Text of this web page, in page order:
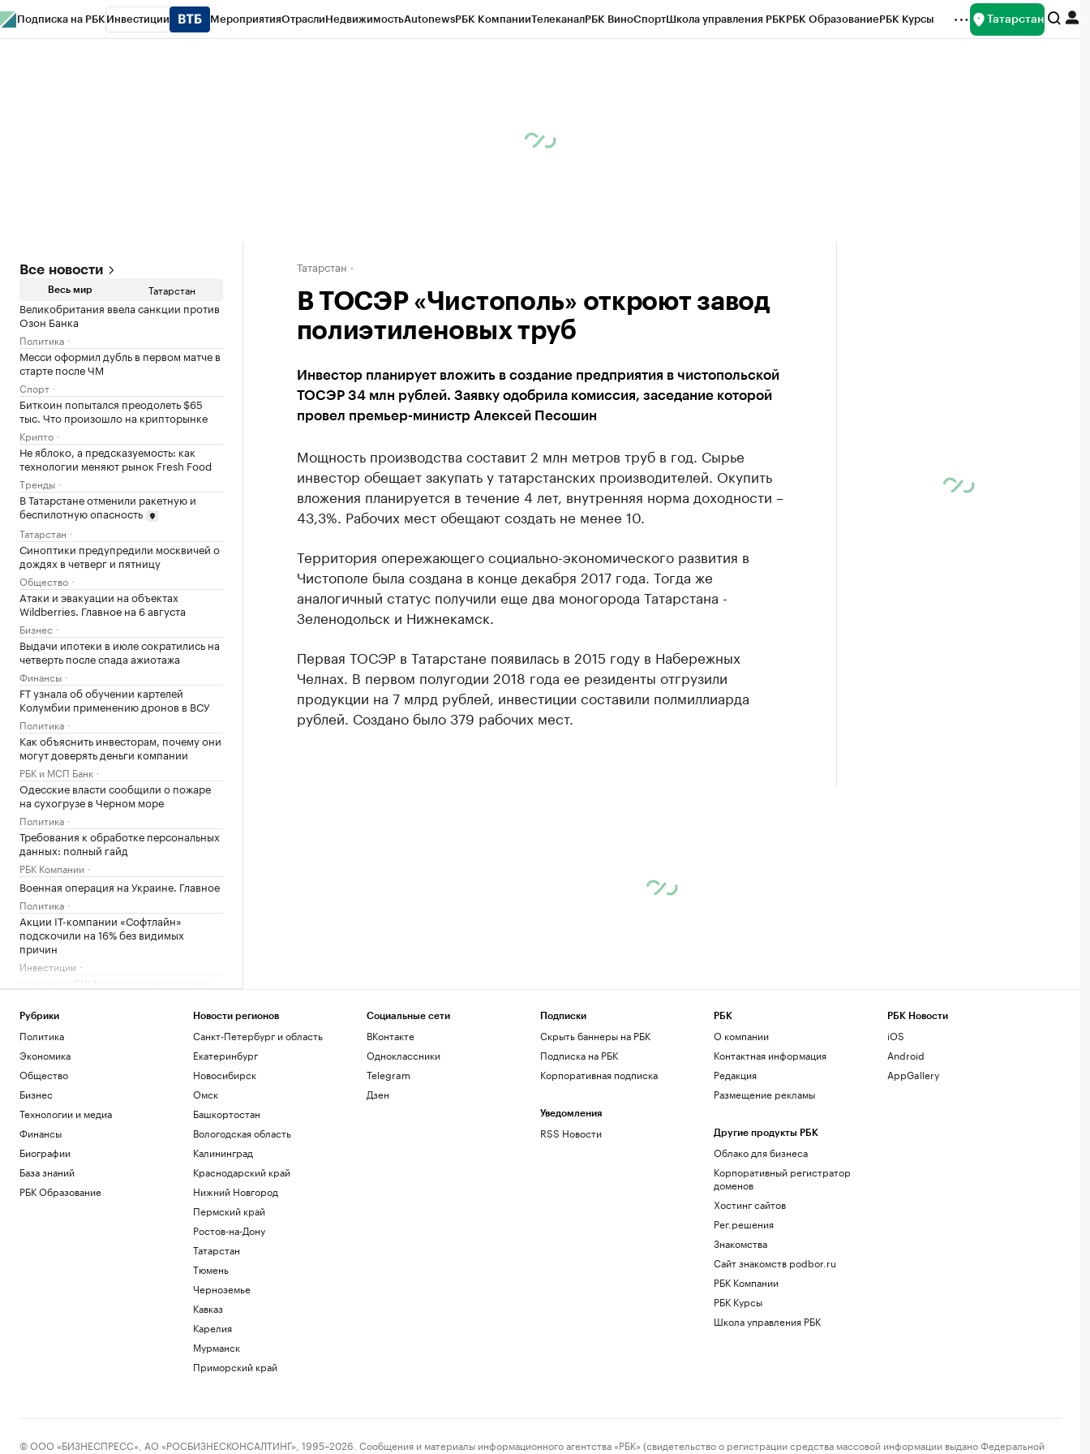
Подписка на РБК Инвестиции МероприятияОтраслиНедвижимостьAutonewsРБК КомпанииТелеканалРБК ВиноСпортШкола управления РБКРБК ОбразованиеРБК Курсы Татарстан
Все новости
Весь мир Татарстан
Великобритания ввела санкции против
Озон Банка
Политика
Месси оформил дубль в первом матче в
старте после ЧМ
Спорт
Биткоин попытался преодолеть $65
тыс. Что произошло на крипторынке
Крипто
Не яблоко, а предсказуемость: как
технологии меняют рынок Fresh Food
Тренды
В Татарстане отменили ракетную и
беспилотную опасность
Татарстан
Синоптики предупредили москвичей о
дождях в четверг и пятницу
Общество
Атаки и эвакуации на объектах
Wildberries. Главное на 6 августа
Бизнес
Выдачи ипотеки в июле сократились на
четверть после спада ажиотажа
Финансы
FT узнала об обучении картелей
Колумбии применению дронов в ВСУ
Политика
Как объяснить инвесторам, почему они
могут доверять деньги компании
РБК и МСП Банк
Одесские власти сообщили о пожаре
на сухогрузе в Черном море
Политика
Требования к обработке персональных
данных: полный гайд
РБК Компании
Военная операция на Украине. Главное
Политика
Акции IT-компании «Софтлайн»
подскочили на 16% без видимых
причин
Инвестиции
Ученые из США показали уникальные
поверхности
Как Петербургская биржа влияет на
бизнес и экономику
РБК и Петербургская Биржа
Люксембург обвинил ЕС во взятии
Политика
JAC назвал сроки появления нового
рамного внедорожника JS9 в России
Авто
Роскачество сообщило о кишечной
палочке в бургерах пяти ресторанов
Конец «золотой лихорадки»: к чему
привела эпоха быстрых карьер в IT
Татарстан
В ТОСЭР «Чистополь» откроют завод
полиэтиленовых труб
Инвестор планирует вложить в создание предприятия в чистопольской
ТОСЭР 34 млн рублей. Заявку одобрила комиссия, заседание которой
провел премьер-министр Алексей Песошин
Мощность производства составит 2 млн метров труб в год. Сырье
инвестор обещает закупать у татарстанских производителей. Окупить
вложения планируется в течение 4 лет, внутренняя норма доходности –
43,3%. Рабочих мест обещают создать не менее 10.
Территория опережающего социально-экономического развития в
Чистополе была создана в конце декабря 2017 года. Тогда же
аналогичный статус получили еще два моногорода Татарстана -
Зеленодольск и Нижнекамск.
Первая ТОСЭР в Татарстане появилась в 2015 году в Набережных
Челнах. В первом полугодии 2018 года ее резиденты отгрузили
продукции на 7 млрд рублей, инвестиции составили полмиллиарда
рублей. Создано было 379 рабочих мест.
Рубрики
Политика
Экономика
Общество
Бизнес
Технологии и медиа
Финансы
Биографии
База знаний
РБК Образование
Новости регионов
Санкт-Петербург и область
Екатеринбург
Новосибирск
Омск
Башкортостан
Вологодская область
Калининград
Краснодарский край
Нижний Новгород
Пермский край
Ростов-на-Дону
Татарстан
Тюмень
Черноземье
Кавказ
Карелия
Мурманск
Приморский край
Социальные сети
ВКонтакте
Одноклассники
Telegram
Дзен
Подписки
Скрыть баннеры на РБК
Подписка на РБК
Корпоративная подписка
Уведомления
RSS Новости
РБК
О компании
Контактная информация
Редакция
Размещение рекламы
Другие продукты РБК
Облако для бизнеса
Корпоративный регистратор
доменов
Хостинг сайтов
Рег.решения
Знакомства
Сайт знакомств podbor.ru
РБК Компании
РБК Курсы
Школа управления РБК
РБК Новости
iOS
Android
AppGallery
© ООО «БИЗНЕСПРЕСС», АО «РОСБИЗНЕСКОНСАЛТИНГ», 1995–2026. Сообщения и материалы информационного агентства «РБК» (свидетельство о регистрации средства массовой информации выдано Федеральной